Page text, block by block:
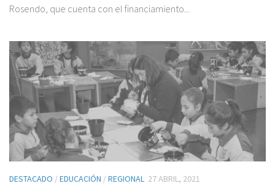
Rosendo, que cuenta con el financiamiento...
DESTACADO /EDUCACIÓN /REGIONAL 27 ABRIL, 2021